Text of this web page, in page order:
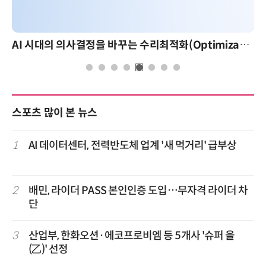
AI 시대의 의사결정을 바꾸는 수리최적화(Optimization): 실제 산업 적용 사례와 활용 전략
스포츠 많이 본 뉴스
1 AI 데이터센터, 전력반도체 업계 '새 먹거리' 급부상
2
배민, 라이더 PASS 본인인증 도입…무자격 라이더 차
단
3
산업부, 한화오션·에코프로비엠 등 5개사 '슈퍼 을
(乙)' 선정